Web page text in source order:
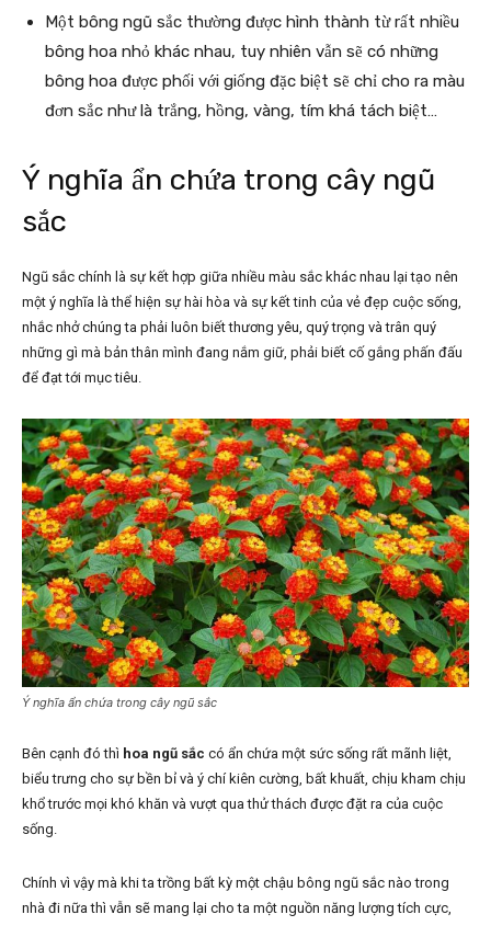
Một bông ngũ sắc thường được hình thành từ rất nhiều
bông hoa nhỏ khác nhau, tuy nhiên vẫn sẽ có những
bông hoa được phối với giống đặc biệt sẽ chỉ cho ra màu
đơn sắc như là trắng, hồng, vàng, tím khá tách biệt…
Ý nghĩa ẩn chứa trong cây ngũ
sắc
Ngũ sắc chính là sự kết hợp giữa nhiều màu sắc khác nhau lại tạo nên
một ý nghĩa là thể hiện sự hài hòa và sự kết tinh của vẻ đẹp cuộc sống,
nhắc nhở chúng ta phải luôn biết thương yêu, quý trọng và trân quý
những gì mà bản thân mình đang nắm giữ, phải biết cố gắng phấn đấu
để đạt tới mục tiêu.
Ý nghĩa ẩn chứa trong cây ngũ sắc
Bên cạnh đó thì hoa ngũ sắc có ẩn chứa một sức sống rất mãnh liệt,
biểu trưng cho sự bền bỉ và ý chí kiên cường, bất khuất, chịu kham chịu
khổ trước mọi khó khăn và vượt qua thử thách được đặt ra của cuộc
sống.
Chính vì vậy mà khi ta trồng bất kỳ một chậu bông ngũ sắc nào trong
nhà đi nữa thì vẫn sẽ mang lại cho ta một nguồn năng lượng tích cực,